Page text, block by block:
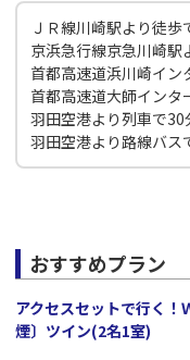
ＪＲ線川崎駅より徒歩
京浜急行線京急川崎駅
首都高速道浜川崎イン
首都高速道大師インタ
羽田空港より列車で30
羽田空港より路線バス
おすすめプラン
アクセスセットで行く
煙〕ツイン(2名1室)